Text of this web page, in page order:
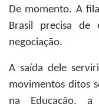
De momento. A
Brasil precisa de
negociação.
A saída dele
movimentos ditos
na Educação, a